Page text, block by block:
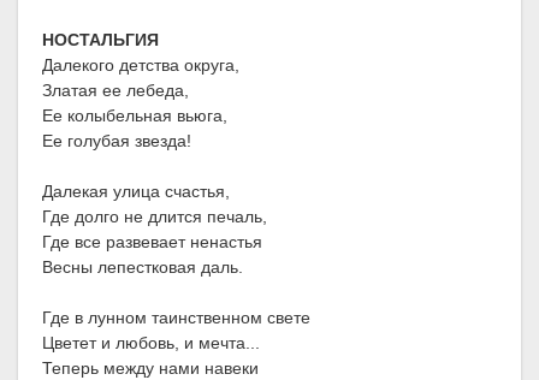
НОСТАЛЬГИЯ
Далекого детства округа,
Златая ее лебеда,
Ее колыбельная вьюга,
Ее голубая звезда!
Далекая улица счастья,
Где долго не длится печаль,
Где все развевает ненастья
Весны лепестковая даль.
Где в лунном таинственном свете
Цветет и любовь, и мечта...
Теперь между нами навеки